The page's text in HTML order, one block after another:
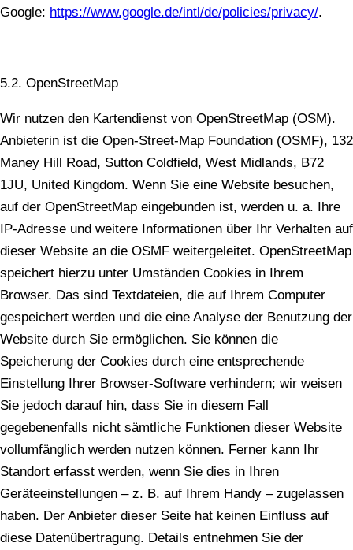
Google: https://www.google.de/intl/de/policies/privacy/.
5.2. OpenStreetMap
Wir nutzen den Kartendienst von OpenStreetMap (OSM).
Anbieterin ist die Open-Street-Map Foundation (OSMF), 132
Maney Hill Road, Sutton Coldfield, West Midlands, B72
1JU, United Kingdom. Wenn Sie eine Website besuchen,
auf der OpenStreetMap eingebunden ist, werden u. a. Ihre
IP-Adresse und weitere Informationen über Ihr Verhalten auf
dieser Website an die OSMF weitergeleitet. OpenStreetMap
speichert hierzu unter Umständen Cookies in Ihrem
Browser. Das sind Textdateien, die auf Ihrem Computer
gespeichert werden und die eine Analyse der Benutzung der
Website durch Sie ermöglichen. Sie können die
Speicherung der Cookies durch eine entsprechende
Einstellung Ihrer Browser-Software verhindern; wir weisen
Sie jedoch darauf hin, dass Sie in diesem Fall
gegebenenfalls nicht sämtliche Funktionen dieser Website
vollumfänglich werden nutzen können. Ferner kann Ihr
Standort erfasst werden, wenn Sie dies in Ihren
Geräteeinstellungen – z. B. auf Ihrem Handy – zugelassen
haben. Der Anbieter dieser Seite hat keinen Einfluss auf
diese Datenübertragung. Details entnehmen Sie der